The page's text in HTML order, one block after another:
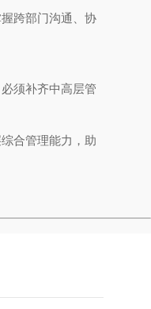
跨部门沟通、协
须补齐中高层管
合管理能力，助